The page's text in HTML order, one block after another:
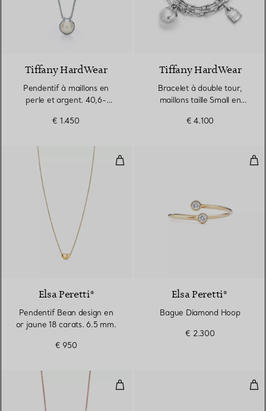
Tiffany HardWear
Pendentif à maillons en
perle et argent. 40,6-
925 millièmes
€ 1.450
Tiffany HardWear
Bracelet à double tour,
maillons taille Small en
€ 4.100
Pendentif Bean design en or
Elsa Peretti®
Pendentif Bean design en
or jaune 18 carats. 6.5 mm.
€ 950
Elsa Peretti®
Bague Diamond Hoop
€ 2.300
Pendentif en or rose 18 carats,